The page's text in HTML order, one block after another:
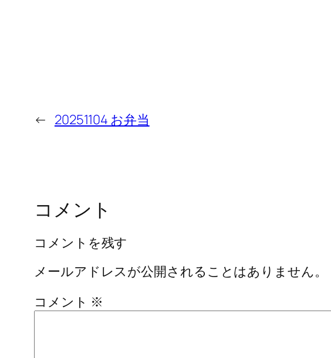
← 20251104 お弁当
コメント
コメントを残す
メールアドレスが公開されることはありません。
コメント ※